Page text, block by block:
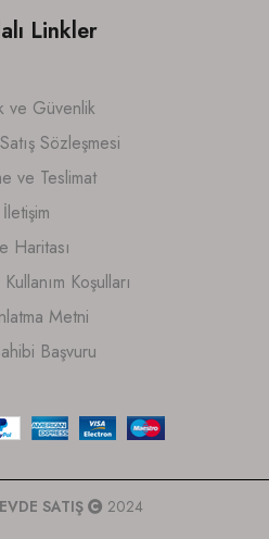
Linkler
ve Güvenlik
Sözleşmesi
ve Teslimat
İletişim
Haritası
Koşulları
Metni
Başvuru
SATIŞ 2024